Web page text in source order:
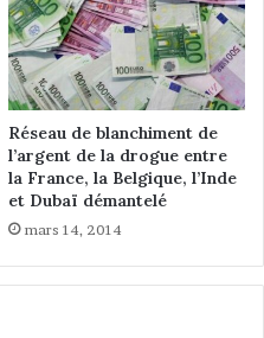
Réseau de blanchiment de
l’argent de la drogue entre
la France, la Belgique, l’Inde
et Dubaï démantelé
mars 14, 2014